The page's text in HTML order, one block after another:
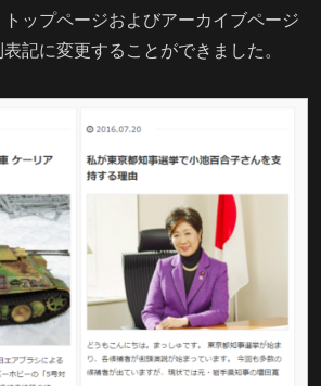
ップページおよびアーカイブページ
記に変更することができました。